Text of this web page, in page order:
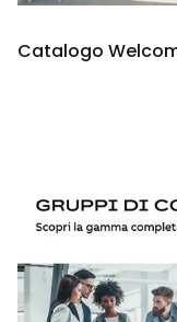
Catalogo